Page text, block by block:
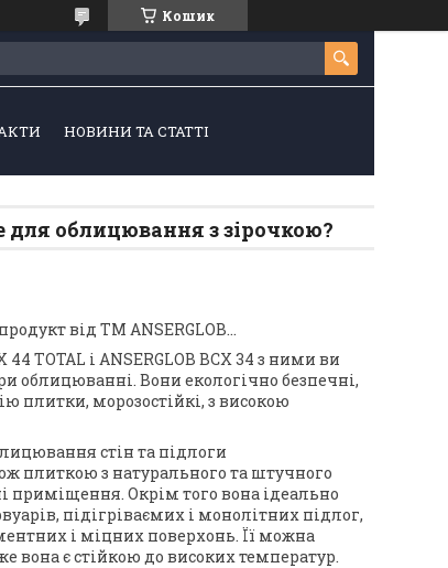
Кошик
НОВИНИ ТА СТАТТІ
для облицювання з зірочкою?
від ТМ ANSERGLOB…
ТОТАL і ANSERGLOB BCX 34 з ними ви
облицюванні. Вони екологічно безпечні,
плитки, морозостійкі, з високою
стін та підлоги
плиткою з натурального та штучного
приміщення. Окрім того вона ідеально
підігріваємих і монолітних підлог,
і міцних поверхонь. Її можна
вона є стійкою до високих температур.